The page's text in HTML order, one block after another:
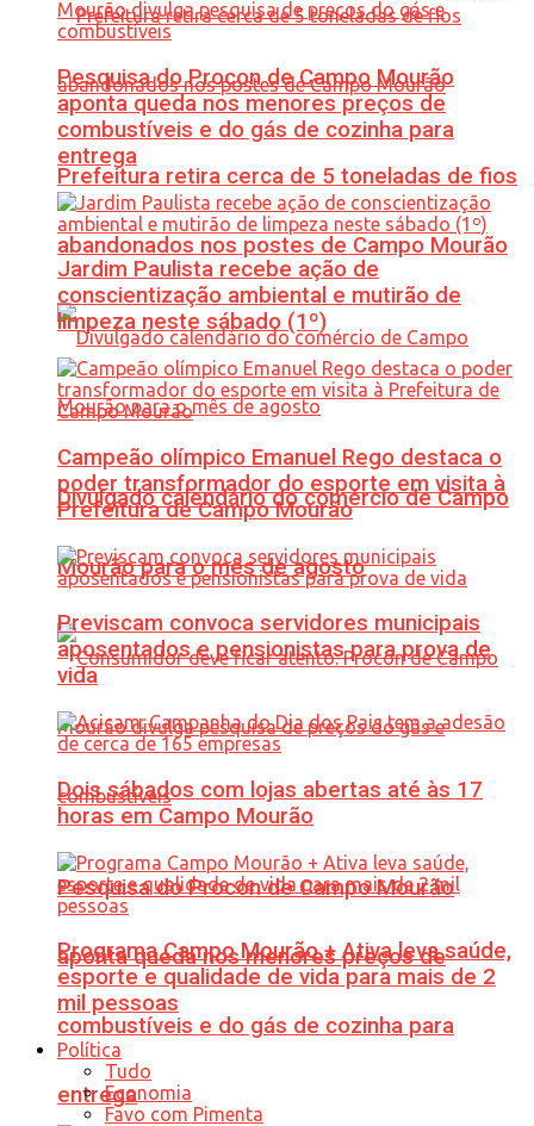
Prefeitura retira cerca de 5 toneladas de fios
abandonados nos postes de Campo Mourão
Divulgado calendário do comércio de Campo
Mourão para o mês de agosto
Pesquisa do Procon de Campo Mourão
aponta queda nos menores preços de
combustíveis e do gás de cozinha para
entrega
Pesquisa do Procon de Campo Mourão
aponta queda nos menores preços de
combustíveis e do gás de cozinha para
entrega
Jardim Paulista recebe ação de
conscientização ambiental e mutirão de
limpeza neste sábado (1º)
Campeão olímpico Emanuel Rego destaca o
poder transformador do esporte em visita à
Prefeitura de Campo Mourão
Previscam convoca servidores municipais
aposentados e pensionistas para prova de
vida
Dois sábados com lojas abertas até às 17
horas em Campo Mourão
Programa Campo Mourão + Ativa leva saúde,
esporte e qualidade de vida para mais de 2
mil pessoas
Política
Tudo
Economia
Favo com Pimenta